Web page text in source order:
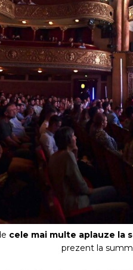
cele mai multe aplauze la
prezent la